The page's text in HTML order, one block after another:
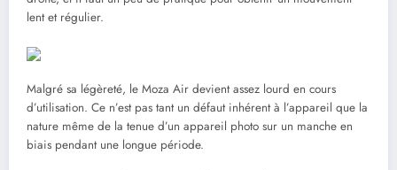
lent et régulier.
Malgré sa légèreté, le Moza Air devient assez lourd en cours
d’utilisation. Ce n’est pas tant un défaut inhérent à l’appareil que la
nature même de la tenue d’un appareil photo sur un manche en
biais pendant une longue période.